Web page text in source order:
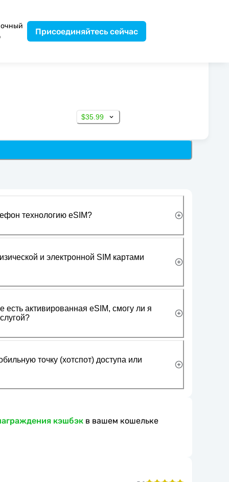
Присоединяйтесь сейчас
$35.99
технологию eSIM?
и электронной SIM картами
активированная eSIM, смогу ли я
точку (хотспот) доступа или
кэшбэк в вашем кошельке